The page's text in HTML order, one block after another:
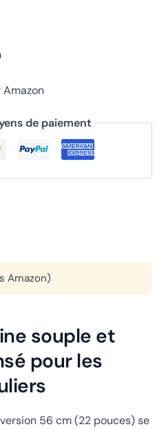
de paiement
Amazon)
souple et
pour les
56 cm (22 pouces) se